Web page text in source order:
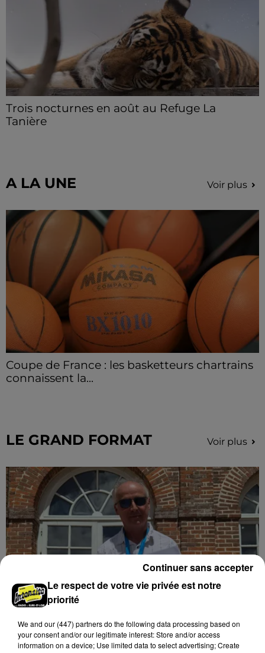
Trois nocturnes en août au Refuge La
Tanière
A LA UNE Voir plus
Coupe de France : les basketteurs chartrains
connaissent la...
LE GRAND FORMAT Voir plus
Stars'Terre 2026 : Philippe Palmieri dévoile
les ambitions d'un...
À quelques semaines de la première édition de
Le respect de votre vie privée est notre
priorité
We and our (447) partnersdo the following data processing based on
your consent and/or our legitimate interest: Store and/or access
information on a device; Use limited data to select advertising; Create
Continuer sans accepter